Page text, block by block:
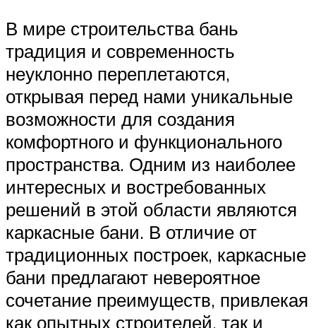
В мире строительства бань
традиция и современность
неуклонно переплетаются,
открывая перед нами уникальные
возможности для создания
комфортного и функционального
пространства. Одним из наиболее
интересных и востребованных
решений в этой области являются
каркасные бани. В отличие от
традиционных построек, каркасные
бани предлагают невероятное
сочетание преимуществ, привлекая
как опытных строителей, так и